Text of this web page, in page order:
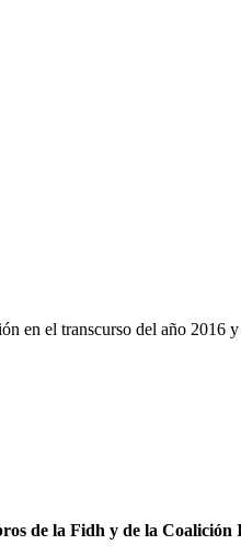
en el transcurso del año 2016
de la Fidh y de la